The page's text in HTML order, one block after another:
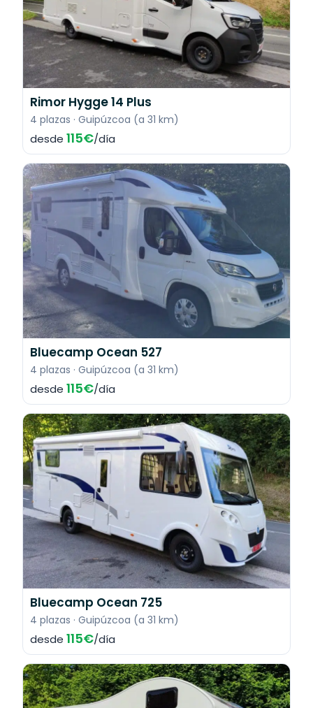
Rimor Hygge 14 Plus
4 plazas · Guipúzcoa (a 31 km)
desde115€/día
Bluecamp Ocean 527
4 plazas · Guipúzcoa (a 31 km)
desde115€/día
Bluecamp Ocean 725
4 plazas · Guipúzcoa (a 31 km)
desde115€/día